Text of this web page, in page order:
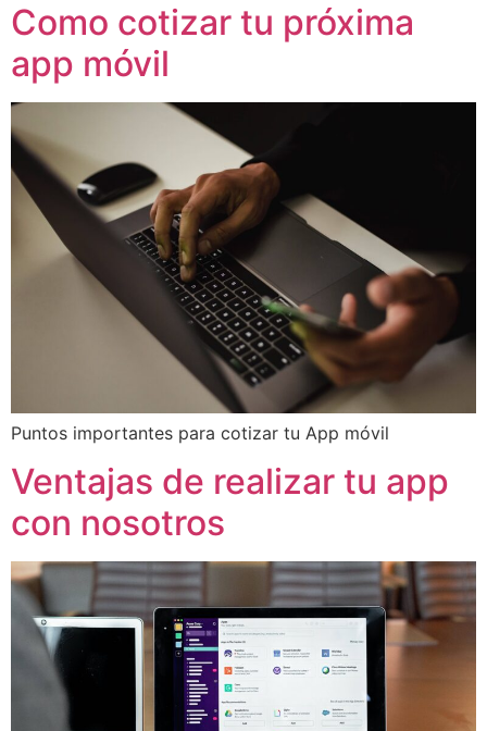
Como cotizar tu próxima
app móvil
Puntos importantes para cotizar tu App móvil
Ventajas de realizar tu app
con nosotros